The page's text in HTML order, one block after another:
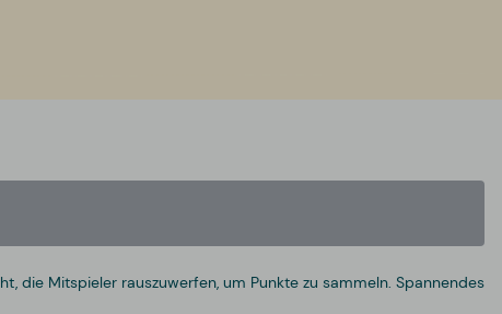
die Mitspieler rauszuwerfen, um Punkte zu sammeln. Spannendes